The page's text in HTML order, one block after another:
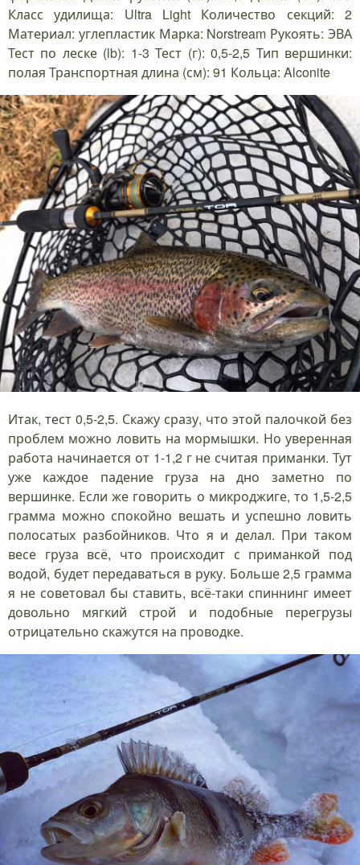
Класс удилища: Ultra Light Количество секций: 2
Материал: углепластик Марка: Norstream Рукоять: ЭВА
Тест по леске (lb): 1-3 Тест (г): 0,5-2,5 Тип вершинки:
полая Транспортная длина (см): 91 Кольца: Alconite
Итак, тест 0,5-2,5. Скажу сразу, что этой палочкой без
проблем можно ловить на мормышки. Но уверенная
работа начинается от 1-1,2 г не считая приманки. Тут
уже каждое падение груза на дно заметно по
вершинке. Если же говорить о микроджиге, то 1,5-2,5
грамма можно спокойно вешать и успешно ловить
полосатых разбойников. Что я и делал. При таком
весе груза всё, что происходит с приманкой под
водой, будет передаваться в руку. Больше 2,5 грамма
я не советовал бы ставить, всё-таки спиннинг имеет
довольно мягкий строй и подобные перегрузы
отрицательно скажутся на проводке.